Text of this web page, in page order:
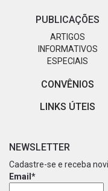
PUBLICAÇÕES
ARTIGOS
INFORMATIVOS
ESPECIAIS
CONVÊNIOS
LINKS ÚTEIS
NEWSLETTER
Cadastre-se e receba
Email*